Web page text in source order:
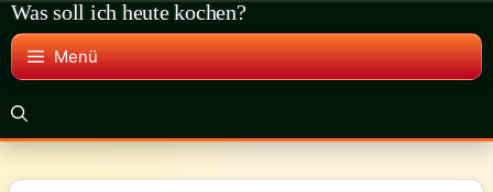
Zum
Inhalt
springen
Was soll ich heute kochen?
Menü